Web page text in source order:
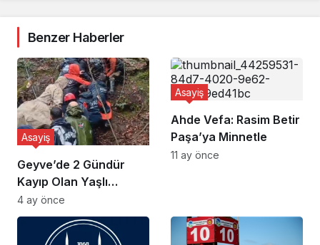
Benzer Haberler
Geyve’de 2 Gündür
Kayıp Olan Yaşlı
Adamın Cansız Bedeni
Bulundu
Asayiş
4 ay önce
Ahde Vefa: Rasim Betir
Paşa’ya Minnetle
Asayiş
11 ay önce